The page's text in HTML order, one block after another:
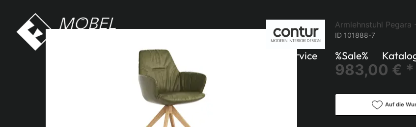
Service %Sale%
Armlehnstuhl Pegara
ID 101888-7
983,00 € *
Auf die